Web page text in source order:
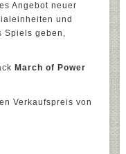
Angebot neuer
und
Spiels geben,
March of Power
Verkaufspreis von